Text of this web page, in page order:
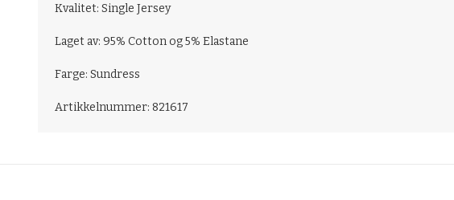
Kvalitet: Single Jersey
Laget av: 95% Cotton og 5% Elastane
Farge: Sundress
Artikkelnummer: 821617